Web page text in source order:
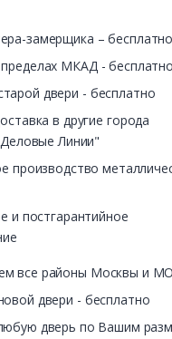
замерщика – бесплатно
МКАД - бесплатно
двери - бесплатно
в другие города
Линии"
производство
и постгарантийное
все районы Москвы и МО
двери - бесплатно
дверь по Вашим